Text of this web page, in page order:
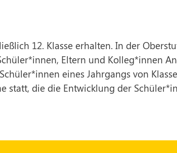
12. Klasse erhalten. In der
Eltern und Kolleg*innen
eines Jahrgangs von
statt, die die Entwicklung der